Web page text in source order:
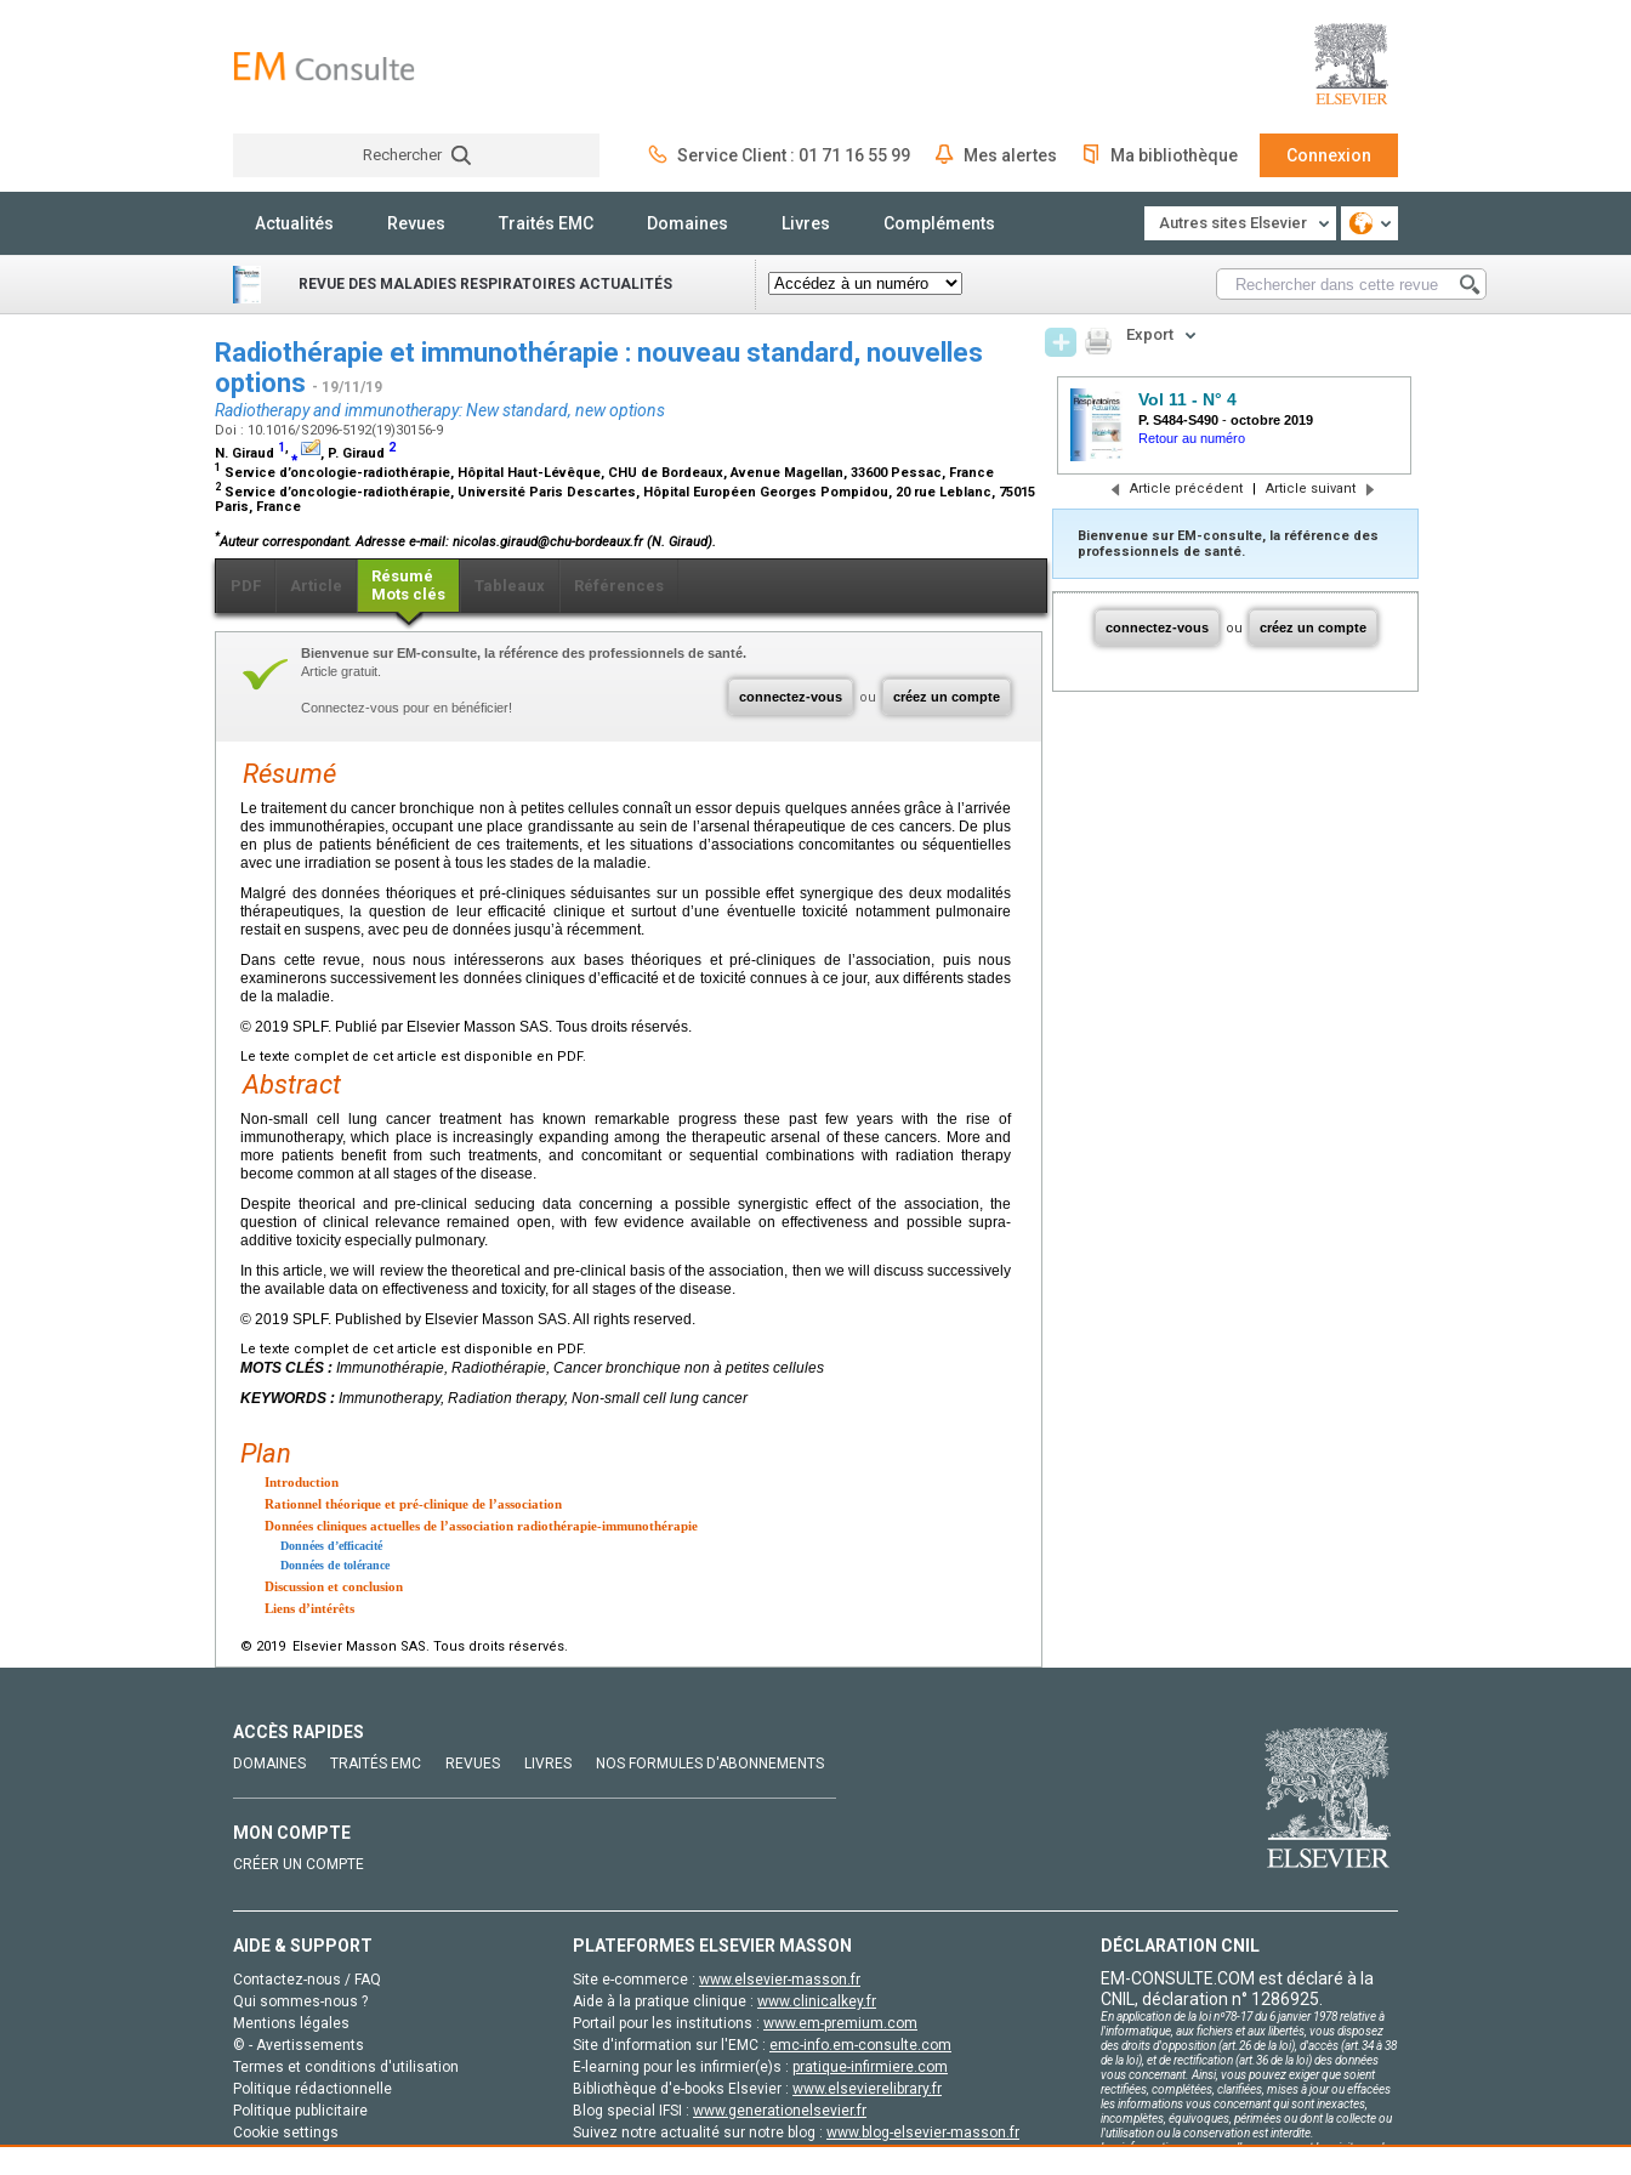
Rechercher Service Client : 01 71 16 55 99 Mes alertes Ma bibliothèque Connexion
Actualités Revues Traités EMC Domaines Livres Compléments Autres sites Elsevier
REVUE DES MALADIES RESPIRATOIRES ACTUALITÉS
Radiothérapie et immunothérapie : nouveau standard, nouvelles
options - 19/11/19
Radiotherapy and immunotherapy: New standard, new options
Doi : 10.1016/S2096-5192(19)30156-9
N. Giraud 1,⁎ , P. Giraud 2
1 Service d’oncologie-radiothérapie, Hôpital Haut-Lévêque, CHU de Bordeaux, Avenue Magellan, 33600 Pessac, France
2 Service d’oncologie-radiothérapie, Université Paris Descartes, Hôpital Européen Georges Pompidou, 20 rue Leblanc, 75015
Paris, France
*Auteur correspondant.Adresse e-mail: nicolas.giraud@chu-bordeaux.fr (N. Giraud).
PDF Article
Résumé
Mots clés
Tableaux Références
connectez-vous ou créez un compte
Bienvenue sur EM-consulte, la référence des professionnels de santé.
Article gratuit.
Connectez-vous pour en bénéficier!
Résumé
Le traitement du cancer bronchique non à petites cellules connaît un essor depuis quelques années grâce à l’arrivée
des immunothérapies, occupant une place grandissante au sein de l’arsenal thérapeutique de ces cancers. De plus
en plus de patients bénéficient de ces traitements, et les situations d’associations concomitantes ou séquentielles
avec une irradiation se posent à tous les stades de la maladie.
Malgré des données théoriques et pré-cliniques séduisantes sur un possible effet synergique des deux modalités
thérapeutiques, la question de leur efficacité clinique et surtout d’une éventuelle toxicité notamment pulmonaire
restait en suspens, avec peu de données jusqu’à récemment.
Dans cette revue, nous nous intéresserons aux bases théoriques et pré-cliniques de l’association, puis nous
examinerons successivement les données cliniques d’efficacité et de toxicité connues à ce jour, aux différents stades
de la maladie.
© 2019 SPLF. Publié par Elsevier Masson SAS. Tous droits réservés.
Le texte complet de cet article est disponible en PDF.
Abstract
Non-small cell lung cancer treatment has known remarkable progress these past few years with the rise of
immunotherapy, which place is increasingly expanding among the therapeutic arsenal of these cancers. More and
more patients benefit from such treatments, and concomitant or sequential combinations with radiation therapy
become common at all stages of the disease.
Despite theorical and pre-clinical seducing data concerning a possible synergistic effect of the association, the
question of clinical relevance remained open, with few evidence available on effectiveness and possible supra-
additive toxicity especially pulmonary.
In this article, we will review the theoretical and pre-clinical basis of the association, then we will discuss successively
the available data on effectiveness and toxicity, for all stages of the disease.
© 2019 SPLF. Published by Elsevier Masson SAS. All rights reserved.
Le texte complet de cet article est disponible en PDF.
MOTS CLÉS : Immunothérapie, Radiothérapie, Cancer bronchique non à petites cellules
KEYWORDS : Immunotherapy, Radiation therapy, Non-small cell lung cancer
Plan
Introduction
Rationnel théorique et pré-clinique de l’association
Données cliniques actuelles de l’association radiothérapie-immunothérapie
Données d’efficacité
Données de tolérance
Discussion et conclusion
Liens d’intérêts
© 2019 Elsevier Masson SAS. Tous droits réservés.
Export
Vol 11 - N° 4
P. S484-S490 - octobre 2019
Retour au numéro
Article précédent | Article suivant
Bienvenue sur EM-consulte, la référence des
professionnels de santé.
connectez-vous ou créez un compte
ACCÈS RAPIDES
DOMAINES TRAITÉS EMC REVUES LIVRES NOS FORMULES D'ABONNEMENTS
MON COMPTE
CRÉER UN COMPTE
AIDE & SUPPORT
Contactez-nous / FAQ
Qui sommes-nous ?
Mentions légales
© - Avertissements
Termes et conditions d'utilisation
Politique rédactionnelle
Politique publicitaire
Cookie settings
PLATEFORMES ELSEVIER MASSON
Site e-commerce : www.elsevier-masson.fr
Aide à la pratique clinique : www.clinicalkey.fr
Portail pour les institutions : www.em-premium.com
Site d'information sur l'EMC : emc-info.em-consulte.com
E-learning pour les infirmier(e)s : pratique-infirmiere.com
Bibliothèque d'e-books Elsevier : www.elsevierelibrary.fr
Blog special IFSI : www.generationelsevier.fr
Suivez notre actualité sur notre blog : www.blog-elsevier-masson.fr
DÉCLARATION CNIL
EM-CONSULTE.COM est déclaré à la
CNIL, déclaration n° 1286925.
En application de la loi nº78-17 du 6 janvier 1978 relative à
l'informatique, aux fichiers et aux libertés, vous disposez
des droits d'opposition (art.26 de la loi), d'accès (art.34 à 38
de la loi), et de rectification (art.36 de la loi) des données
vous concernant. Ainsi, vous pouvez exiger que soient
rectifiées, complétées, clarifiées, mises à jour ou effacées
les informations vous concernant qui sont inexactes,
incomplètes, équivoques, périmées ou dont la collecte ou
l'utilisation ou la conservation est interdite.
Les informations personnelles concernant les visiteurs de